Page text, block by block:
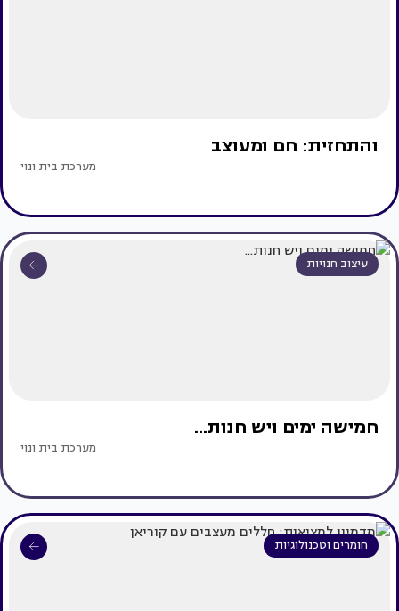
והתחזית: חם ומעוצב
מערכת בית ונוי
עיצוב חנויות
חמישה ימים ויש חנות...
מערכת בית ונוי
חומרים וטכנולוגיות